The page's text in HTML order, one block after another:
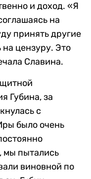
и доход. «Я
на
принять другие
цензуру. Это
Славина.
Губина, за
с
было очень
мы пытались
виновной по